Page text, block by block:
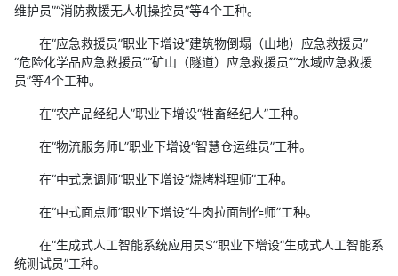
维护员”“消防救援无人机操控员”等4个工种。
在“应急救援员”职业下增设“建筑物倒塌（山地）应急救援员”
“危险化学品应急救援员”“矿山（隧道）应急救援员”“水域应急救援
员”等4个工种。
在“农产品经纪人”职业下增设“牲畜经纪人”工种。
在“物流服务师L”职业下增设“智慧仓运维员”工种。
在“中式烹调师”职业下增设“烧烤料理师”工种。
在“中式面点师”职业下增设“牛肉拉面制作师”工种。
在“生成式人工智能系统应用员S”职业下增设“生成式人工智能系
统测试员”工种。